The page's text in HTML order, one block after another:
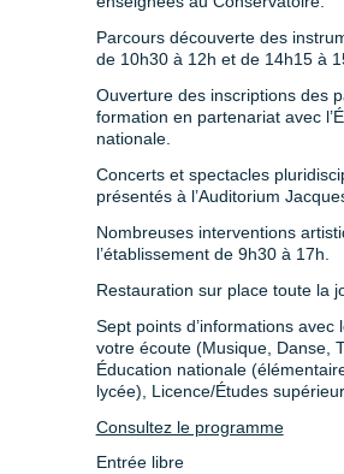
Parcours découverte des
de 10h30 à 12h et de 14h15 à
Ouverture des inscriptions des
formation en partenariat avec
nationale.
Concerts et spectacles
présentés à l’Auditorium
Nombreuses interventions
l’établissement de 9h30 à 17h.
Restauration sur place toute la
Sept points d’informations avec
votre écoute (Musique, Danse,
Éducation nationale
lycée), Licence/Études
Consultez le programme
Entrée libre